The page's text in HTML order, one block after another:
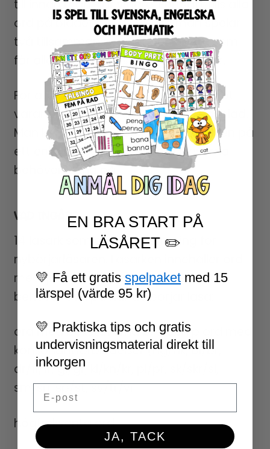
till innan man slår vidare. Fortsätt tills alla
ord på bladet har lästs. Om man spelar
två tillsammans, är det den första som
får alla sina ord kryssade som vinner.
För att två elever ska kunna spela mot
varandra behöver de inte ha lika läsblad.
Man kan därför differentiera uppgiften på
ett enkelt sätt efter vilka ord eleverna
behöver träna på.
VAD INGÅR?
14 läsark som ger bra lästräning för
nybörjarläsaren. Läsarken innehåller ord
med ljudkombinationer som eleverna
behöver öva på när de börjar läsa:
ord med bokstäverna b, d och p ord med
konsonantförbindelser (ng/nk, bl/br,
dr/fl/fr, gl/gr, kl/kn/kr, pl/pr, sk/skr/sl,
sm/sn, sp/st, sv/tr/vr
högfrekventa ord
EN BRA START PÅ
LÄSÅRET ✏️
💛 Få ett gratis spelpaket med 15
lärspel (värde 95 kr)
💛 Praktiska tips och gratis
undervisningsmaterial direkt till
inkorgen
JA, TACK